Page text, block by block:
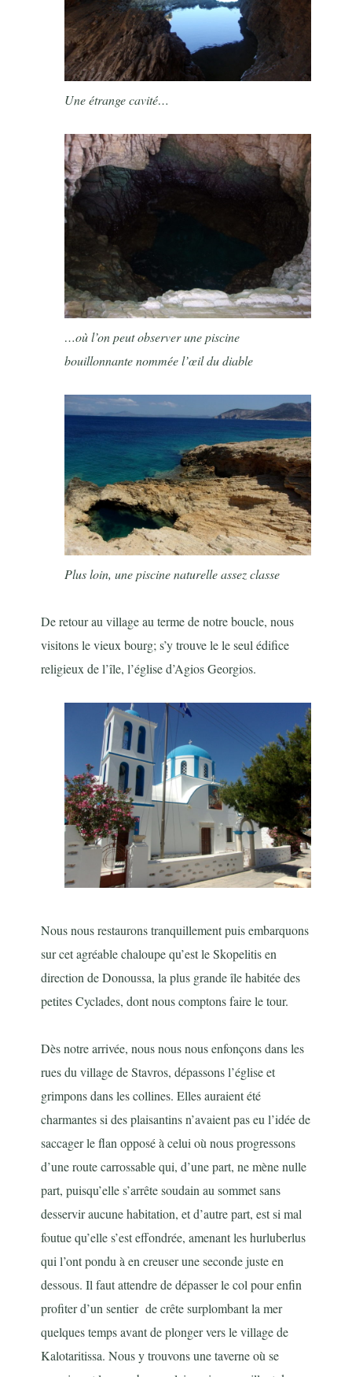
Une étrange cavité…
…où l’on peut observer une piscine
bouillonnante nommée l’œil du diable
Plus loin, une piscine naturelle assez classe
De retour au village au terme de notre boucle, nous
visitons le vieux bourg; s’y trouve le le seul édifice
religieux de l’île, l’église d’Agios Georgios.
Nous nous restaurons tranquillement puis embarquons
sur cet agréable chaloupe qu’est le Skopelitis en
direction de Donoussa, la plus grande île habitée des
petites Cyclades, dont nous comptons faire le tour.
Dès notre arrivée, nous nous nous enfonçons dans les
rues du village de Stavros, dépassons l’église et
grimpons dans les collines. Elles auraient été
charmantes si des plaisantins n’avaient pas eu l’idée de
saccager le flan opposé à celui où nous progressons
d’une route carrossable qui, d’une part, ne mène nulle
part, puisqu’elle s’arrête soudain au sommet sans
desservir aucune habitation, et d’autre part, est si mal
foutue qu’elle s’est effondrée, amenant les hurluberlus
qui l’ont pondu à en creuser une seconde juste en
dessous. Il faut attendre de dépasser le col pour enfin
profiter d’un sentier de crête surplombant la mer
quelques temps avant de plonger vers le village de
Kalotaritissa. Nous y trouvons une taverne où se